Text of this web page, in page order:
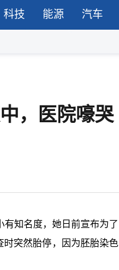
科技 能源 汽车
，医院嚎哭
知名度，她日前宣布为了
突然胎停，因为胚胎染色